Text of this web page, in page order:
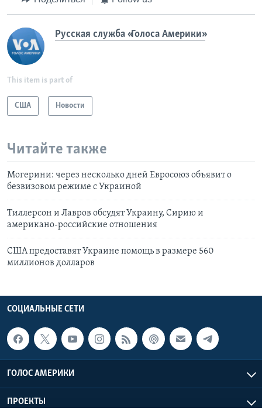
Русская служба «Голоса Америки»
This item is part of
США Новости
Читайте также
Могерини: через несколько дней Евросоюз объявит о
безвизовом режиме с Украиной
Тиллерсон и Лавров обсудят Украину, Сирию и
американо-российские отношения
США предоставят Украине помощь в размере 560
миллионов долларов
СОЦИАЛЬНЫЕ СЕТИ
ГОЛОС АМЕРИКИ
ПРОЕКТЫ